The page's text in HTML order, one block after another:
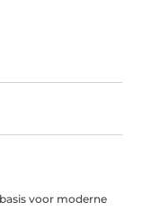
voor moderne